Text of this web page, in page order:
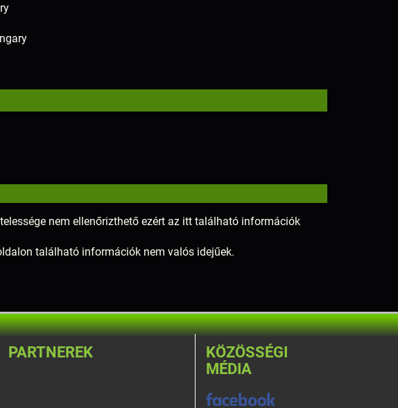
nem ellenőrizthető ezért az itt található információk
található információk nem valós idejűek.
PARTNEREK
KÖZÖSSÉGI
MÉDIA